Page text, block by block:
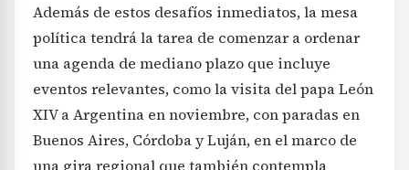
Además de estos desafíos inmediatos, la mesa
política tendrá la tarea de comenzar a ordenar
una agenda de mediano plazo que incluye
eventos relevantes, como la visita del papa León
XIV a Argentina en noviembre, con paradas en
Buenos Aires, Córdoba y Luján, en el marco de
una gira regional que también contempla